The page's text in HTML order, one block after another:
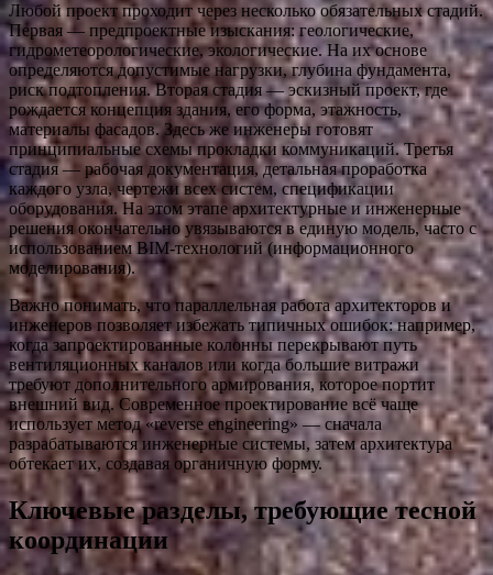
Любой проект проходит через несколько обязательных стадий.
Первая — предпроектные изыскания: геологические,
гидрометеорологические, экологические. На их основе
определяются допустимые нагрузки, глубина фундамента,
риск подтопления. Вторая стадия — эскизный проект, где
рождается концепция здания, его форма, этажность,
материалы фасадов. Здесь же инженеры готовят
принципиальные схемы прокладки коммуникаций. Третья
стадия — рабочая документация, детальная проработка
каждого узла, чертежи всех систем, спецификации
оборудования. На этом этапе архитектурные и инженерные
решения окончательно увязываются в единую модель, часто с
использованием BIM-технологий (информационного
моделирования).
Важно понимать, что параллельная работа архитекторов и
инженеров позволяет избежать типичных ошибок: например,
когда запроектированные колонны перекрывают путь
вентиляционных каналов или когда большие витражи
требуют дополнительного армирования, которое портит
внешний вид. Современное проектирование всё чаще
использует метод «reverse engineering» — сначала
разрабатываются инженерные системы, затем архитектура
обтекает их, создавая органичную форму.
Ключевые разделы, требующие тесной
координации